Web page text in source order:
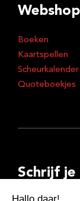
Webshop
Boeken
Kaartspellen
Scheurkalender
Quoteboekjes
Schrijf je